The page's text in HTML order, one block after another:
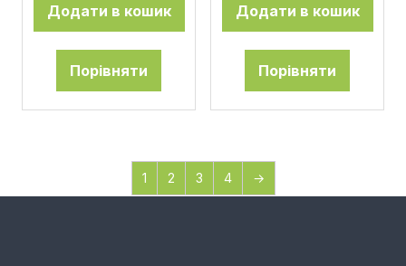
Додати в кошик
Порівняти
Додати в кошик
Порівняти
1 2 3 4 →